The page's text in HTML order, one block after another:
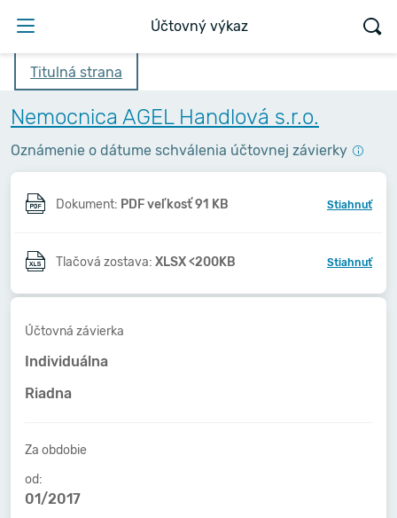
Účtovný výkaz
Titulná strana
Nemocnica AGEL Handlová s.r.o.
Oznámenie o dátume schválenia účtovnej závierky
Dokument: PDF veľkosť 91 KB Stiahnuť
Tlačová zostava: XLSX <200KB Stiahnuť
Účtovná závierka
Individuálna
Riadna
Za obdobie
od:
01/2017